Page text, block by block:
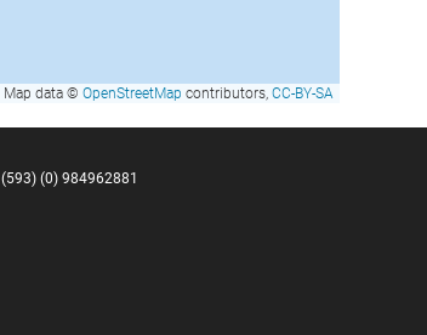
Map data © OpenStreetMap contributors, CC-BY-SA
(593) (0) 984962881